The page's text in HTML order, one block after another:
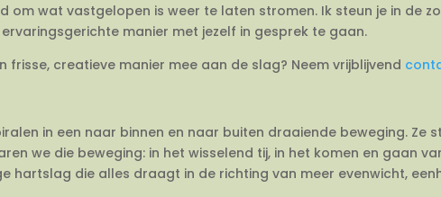
om wat vastgelopen is weer te laten stromen. Ik steun je in de
manier met jezelf in gesprek te gaan.
creatieve manier mee aan de slag? Neem vrijblijvend
in een naar binnen en naar buiten draaiende beweging. Ze
we die beweging: in het wisselend tij, in het komen en gaan
hartslag die alles draagt in de richting van meer evenwicht,